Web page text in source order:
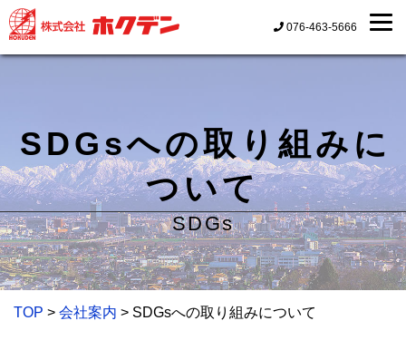
076-463-5666
SDGsへの取り組みに
ついて
SDGs
TOP > 会社案内 > SDGsへの取り組みについて